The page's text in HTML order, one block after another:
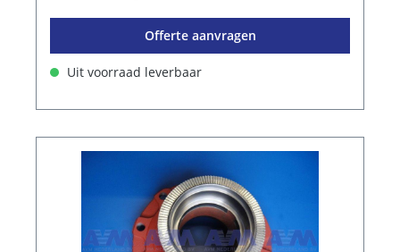
Offerte aanvragen
Uit voorraad leverbaar